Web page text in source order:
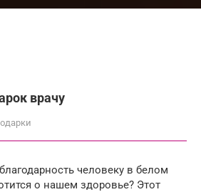
врачу
человеку в белом
о нашем здоровье? Этот